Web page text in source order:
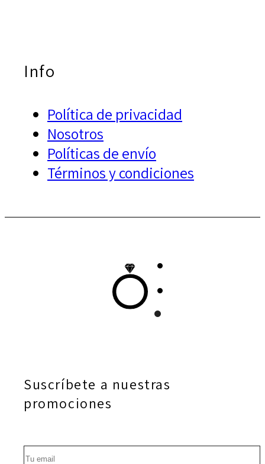
Info
Política de privacidad
Nosotros
Políticas de envío
Términos y condiciones
Suscríbete a nuestras
promociones